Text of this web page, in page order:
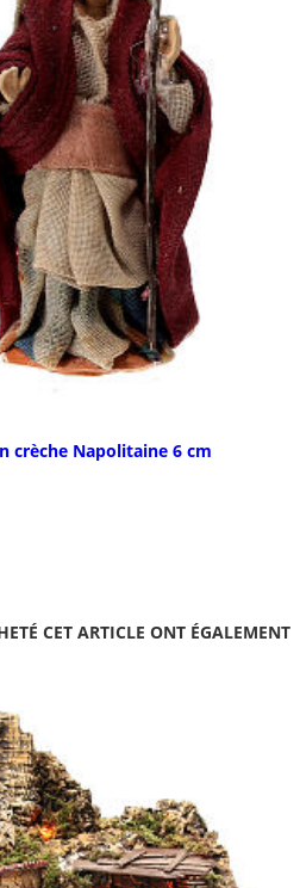
crèche Napolitaine 6 cm
CET ARTICLE ONT ÉGALEMENT